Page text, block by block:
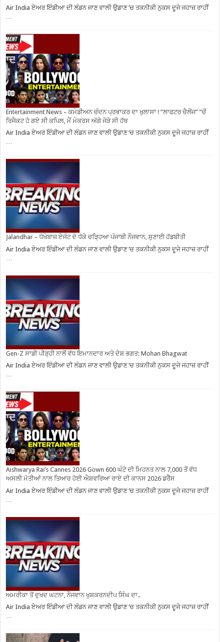
Air India ਏਅਰ ਇੰਡੀਆ ਦੀ ਲੰਡਨ ਜਾਣ ਵਾਲੀ ਉਡਾਣ ’ਚ ਤਕਨੀਕੀ ਨੁਕਸ ਦੂਜੇ ਜਹਾਜ਼ ਰਾਹੀਂ
Entertainment News – ਕਮੇਡੀਅਨ ਚੰਦਨ ਪ੍ਰਭਾਕਰ ਦਾ ਖੁਲਾਸਾ ! ”ਲਾਫਟਰ ਚੈਲੇਂਜ” ”ਚੋਂ
ਰਿਜੈਕਟ ਹੋ ਗਏ ਸੀ ਕਪਿਲ, ਮੈਂ ਮੇਕਰਸ ਅੱਗੇ ਜੋੜੇ ਸੀ ਹੱਥ
Air India ਏਅਰ ਇੰਡੀਆ ਦੀ ਲੰਡਨ ਜਾਣ ਵਾਲੀ ਉਡਾਣ ’ਚ ਤਕਨੀਕੀ ਨੁਕਸ ਦੂਜੇ ਜਹਾਜ਼ ਰਾਹੀਂ
…
Jalandhar – ਧੋਖੇਬਾਜ਼ ਏਜੰਟ ਦੇ ਧੱਕੇ ਚੜ੍ਹਿਆ ਪੰਜਾਬੀ ਨੌਜਵਾਨ, ਸੁਣਾਈ ਹੱਡਬੀਤੀ
Air India ਏਅਰ ਇੰਡੀਆ ਦੀ ਲੰਡਨ ਜਾਣ ਵਾਲੀ ਉਡਾਣ ’ਚ ਤਕਨੀਕੀ ਨੁਕਸ ਦੂਜੇ ਜਹਾਜ਼ ਰਾਹੀਂ
Gen-Z ਸਾਡੀ ਪੀੜ੍ਹੀ ਨਾਲੋਂ ਵੱਧ ਇਮਾਨਦਾਰ ਅਤੇ ਦੇਸ਼ ਭਗਤ: Mohan Bhagwat
Air India ਏਅਰ ਇੰਡੀਆ ਦੀ ਲੰਡਨ ਜਾਣ ਵਾਲੀ ਉਡਾਣ ’ਚ ਤਕਨੀਕੀ ਨੁਕਸ ਦੂਜੇ ਜਹਾਜ਼ ਰਾਹੀਂ
…
Aishwarya Rai’s Cannes 2026 Gown 600 ਘੰਟੇ ਦੀ ਮਿਹਨਤ ਨਾਲ 7,000 ਤੋਂ ਵੱਧ
ਅਸਲੀ ਮੋਤੀਆਂ ਨਾਲ ਤਿਆਰ ਹੋਈ ਐਸ਼ਵਰਿਆ ਰਾਏ ਦੀ ਕਾਨਸ 2026 ਡਰੈੱਸ
Air India ਏਅਰ ਇੰਡੀਆ ਦੀ ਲੰਡਨ ਜਾਣ ਵਾਲੀ ਉਡਾਣ ’ਚ ਤਕਨੀਕੀ ਨੁਕਸ ਦੂਜੇ ਜਹਾਜ਼ ਰਾਹੀਂ
ਅਮਰੀਕਾ ਤੋਂ ਦੁਖਦ ਘਟਨਾ, ਨੌਜਵਾਨ ਖੁਸ਼ਕਰਨਦੀਪ ਸਿੰਘ ਦਾ..
Air India ਏਅਰ ਇੰਡੀਆ ਦੀ ਲੰਡਨ ਜਾਣ ਵਾਲੀ ਉਡਾਣ ’ਚ ਤਕਨੀਕੀ ਨੁਕਸ ਦੂਜੇ ਜਹਾਜ਼ ਰਾਹੀਂ
…